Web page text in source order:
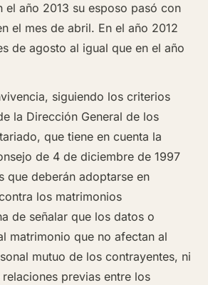
el año 2013 su esposo pasó con
el mes de abril. En el año 2012
de agosto al igual que en el año
siguiendo los criterios
la Dirección General de los
que tiene en cuenta la
de 4 de diciembre de 1997
que deberán adoptarse en
los matrimonios
de señalar que los datos o
matrimonio que no afectan al
mutuo de los contrayentes, ni
previas entre los